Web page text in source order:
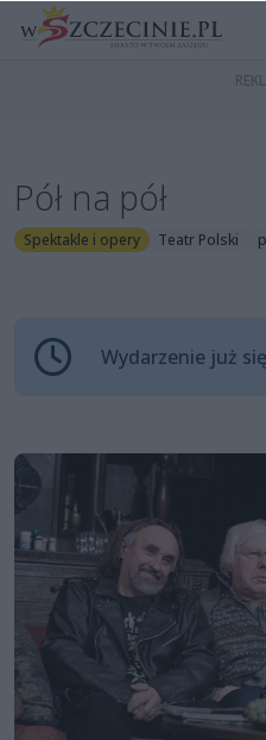
Pół na pół
Spektakle i opery Teatr Polski
Wydarzenie już